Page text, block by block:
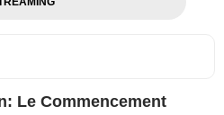
Le Commencement